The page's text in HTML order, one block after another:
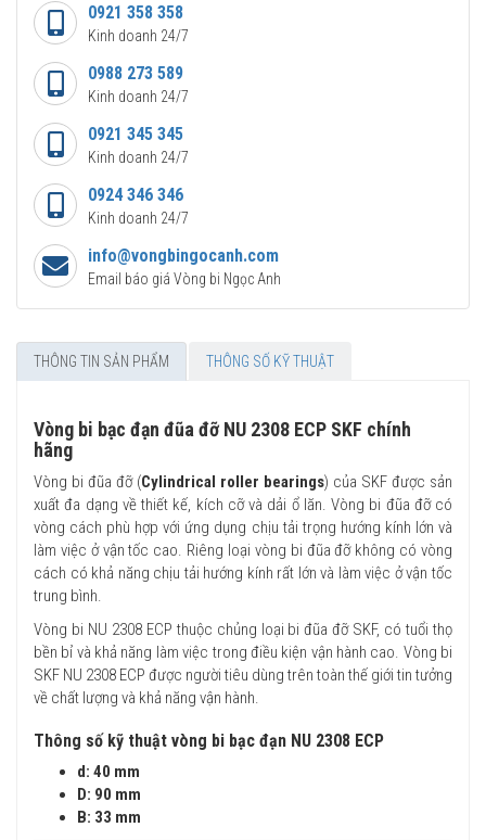
0921 358 358
Kinh doanh 24/7
0988 273 589
Kinh doanh 24/7
0921 345 345
Kinh doanh 24/7
0924 346 346
Kinh doanh 24/7
info@vongbingocanh.com
Email báo giá Vòng bi Ngọc Anh
THÔNG TIN SẢN PHẨM THÔNG SỐ KỸ THUẬT
Vòng bi bạc đạn đũa đỡ NU 2308 ECP SKF chính
hãng
Vòng bi đũa đỡ (Cylindrical roller bearings) của SKF được sản
xuất đa dạng về thiết kế, kích cỡ và dải ổ lăn. Vòng bi đũa đỡ có
vòng cách phù hợp với ứng dụng chịu tải trọng hướng kính lớn và
làm việc ở vận tốc cao. Riêng loại vòng bi đũa đỡ không có vòng
cách có khả năng chịu tải hướng kính rất lớn và làm việc ở vận tốc
trung bình.
Vòng bi NU 2308 ECP thuộc chủng loại bi đũa đỡ SKF, có tuổi thọ
bền bỉ và khả năng làm việc trong điều kiện vận hành cao. Vòng bi
SKF NU 2308 ECP được người tiêu dùng trên toàn thế giới tin tưởng
về chất lượng và khả năng vận hành.
Thông số kỹ thuật vòng bi bạc đạn NU 2308 ECP
d: 40 mm
D: 90 mm
B: 33 mm